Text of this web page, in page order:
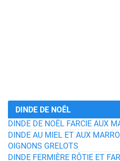
DINDE DE NOÊL
DINDE DE NOËL FARCIE AUX
DINDE AU MIEL ET AUX
OIGNONS GRELOTS
DINDE FERMIÈRE RÔTIE ET